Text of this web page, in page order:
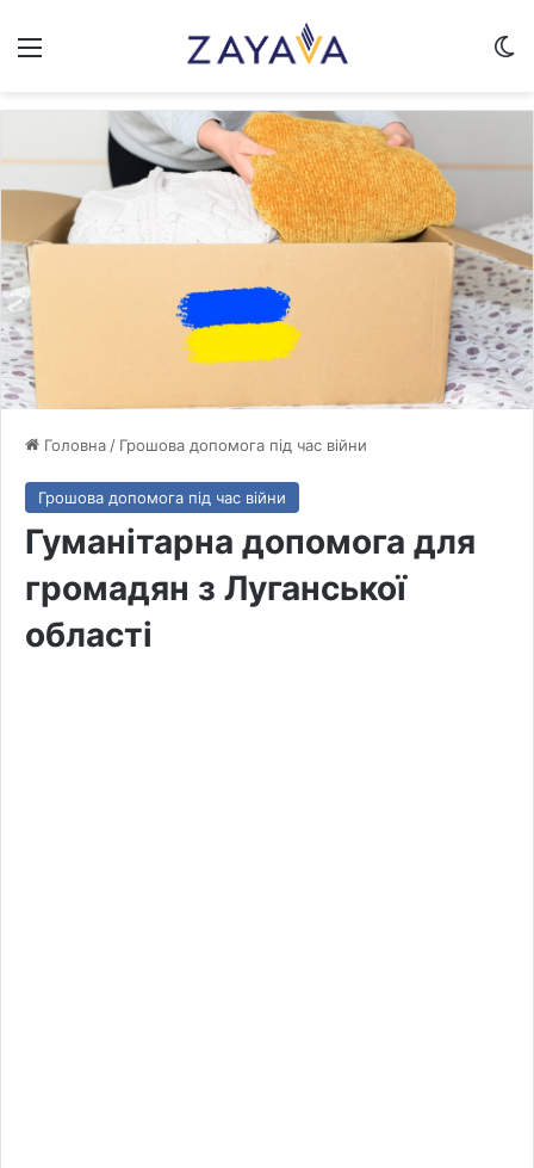
Меню
Головна / Грошова допомога під час війни
Грошова допомога під час війни
Гуманітарна допомога для
громадян з Луганської
області